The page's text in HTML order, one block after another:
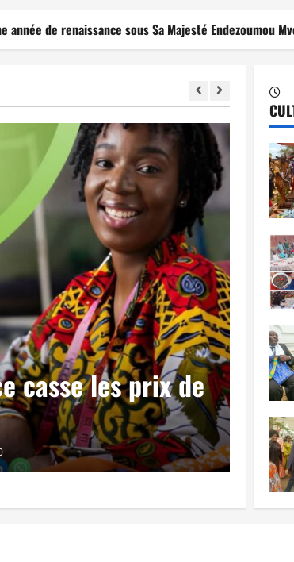
renaissance sous Sa Majesté Endezoumou Mvoua F. V.
casse les prix de
Eco